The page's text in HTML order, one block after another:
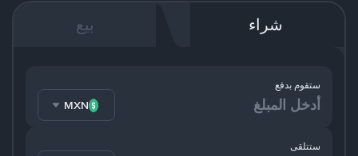
شراء بيع
ستقوم بدفع
MXN
ستتلقى